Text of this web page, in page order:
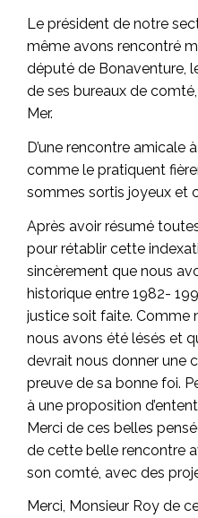
Le président de notre
même avons rencontré
député de Bonaventure,
de ses bureaux de
Mer.
D’une rencontre amicale
comme le pratiquent
sommes sortis joyeux et
Après avoir résumé
pour rétablir cette
sincèrement que nous
historique entre 1982-
justice soit faite. Comme
nous avons été lésés et
devrait nous donner une
preuve de sa bonne foi.
à une proposition
Merci de ces belles
de cette belle rencontre
son comté, avec des
Merci, Monsieur Roy de